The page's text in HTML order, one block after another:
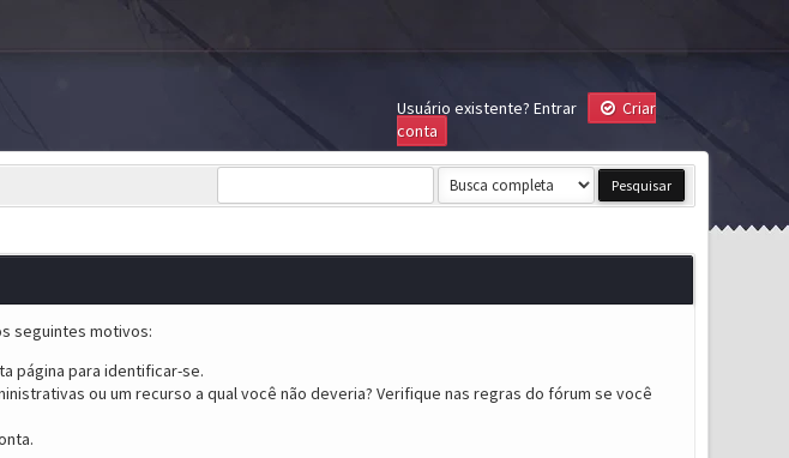
Usuário existente? Entrar
Criar
conta
seguintes motivos:
página para identificar-se.
ou um recurso a qual você não deveria? Verifique nas regras do fórum se você